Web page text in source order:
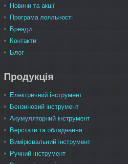
Новини та акції
Програма лояльності
Бренди
Контакти
Блог
Продукція
Електричний інструмент
Бензиновий інструмент
Акумуляторний інструмент
Верстати та обладнання
Вимірювальний інструмент
Ручний інструмент